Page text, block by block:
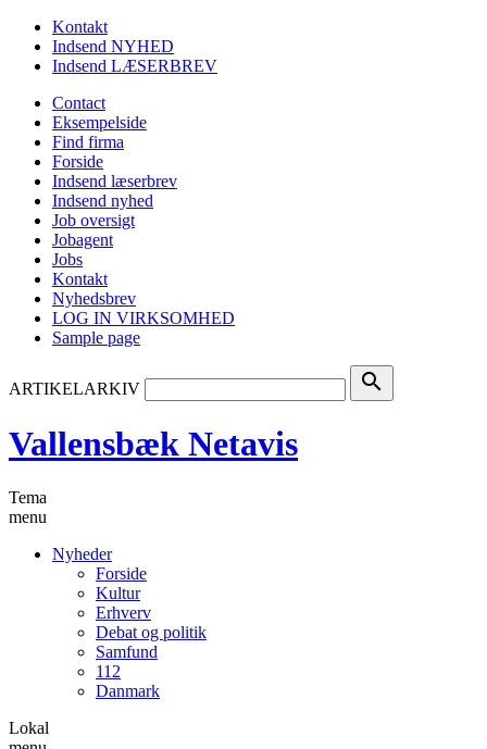
Kontakt
Indsend NYHED
Indsend LÆSERBREV
Contact
Eksempelside
Find firma
Forside
Indsend læserbrev
Indsend nyhed
Job oversigt
Jobagent
Jobs
Kontakt
Nyhedsbrev
LOG IN VIRKSOMHED
Sample page
ARTIKELARKIV search
Vallensbæk Netavis
Tema
menu
Nyheder
Forside
Kultur
Erhverv
Debat og politik
Samfund
112
Danmark
Lokal